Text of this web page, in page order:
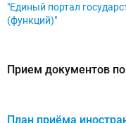
"Единый портал
(функций)"
Прием документов по
направляются в
План приёма